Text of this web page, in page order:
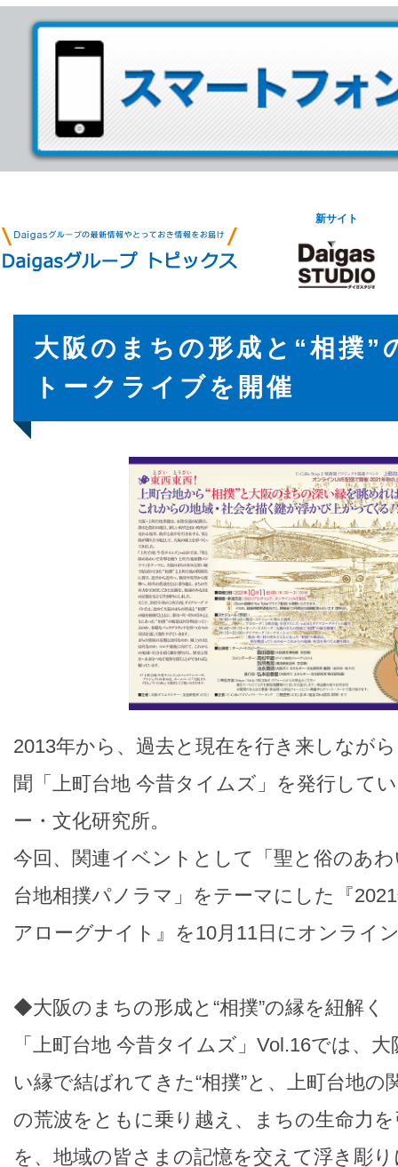
新サイト
大阪のまちの形成と“相撲”
トークライブを開催
2013年から、過去と現在を行き来しなが
聞「上町台地 今昔タイムズ」を発行して
ー・文化研究所。
今回、関連イベントとして「聖と俗のあ
台地相撲パノラマ」をテーマにした『
アローグナイト』を10月11日にオンライ
◆大阪のまちの形成と“相撲”の縁を紐解く
「上町台地 今昔タイムズ」Vol.16では、
い縁で結ばれてきた“相撲”と、上町台地の
の荒波をともに乗り越え、まちの生命力
を、地域の皆さまの記憶を交えて浮き彫